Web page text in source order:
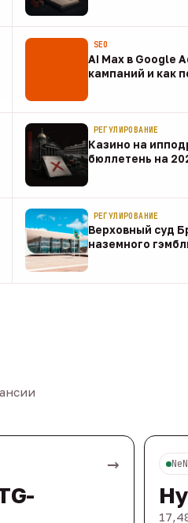
07 авг
SEO
AI Max в Google
кампаний и как
07 авг
РЕГУЛИРОВАНИЕ
Казино на
бюллетень на
07 авг
РЕГУЛИРОВАНИЕ
Верховный суд
наземного
07 авг
→